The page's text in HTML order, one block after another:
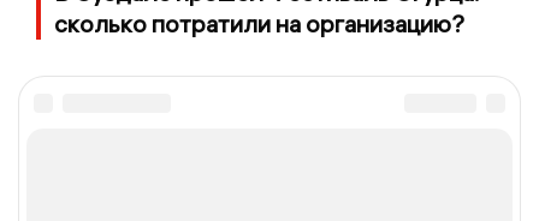
сколько потратили на организацию?